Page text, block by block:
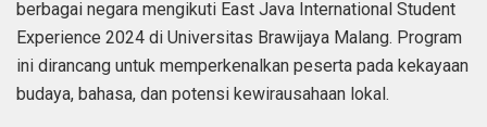
berbagai negara mengikuti East Java International Student
Experience 2024 di Universitas Brawijaya Malang. Program
ini dirancang untuk memperkenalkan peserta pada kekayaan
budaya, bahasa, dan potensi kewirausahaan lokal.